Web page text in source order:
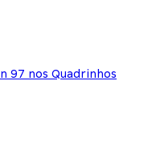
97 nos Quadrinhos